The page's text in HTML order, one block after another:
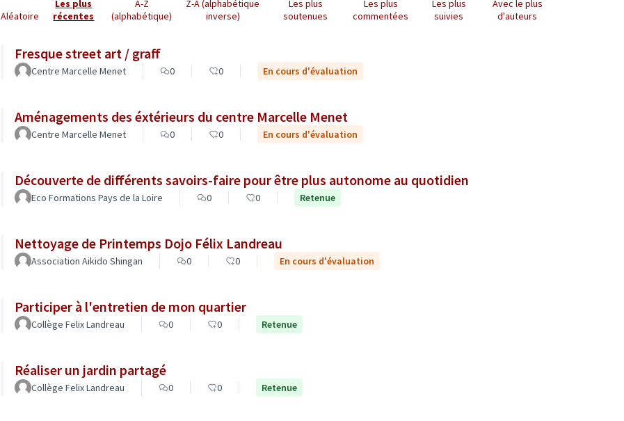
Aléatoire
Les plus
récentes
A-Z
(alphabétique)
Z-A (alphabétique
inverse)
Les plus
soutenues
Les plus
commentées
Les plus
suivies
Avec le plus
d'auteurs
Fresque street art / graff
Centre Marcelle Menet 0 0 En cours d'évaluation
Aménagements des éxtérieurs du centre Marcelle Menet
Centre Marcelle Menet 0 0 En cours d'évaluation
Découverte de différents savoirs-faire pour être plus autonome au quotidien
Eco Formations Pays de la Loire 0 0 Retenue
Nettoyage de Printemps Dojo Félix Landreau
Association Aikido Shingan 0 0 En cours d'évaluation
Participer à l'entretien de mon quartier
Collège Felix Landreau 0 0 Retenue
Réaliser un jardin partagé
Collège Felix Landreau 0 0 Retenue